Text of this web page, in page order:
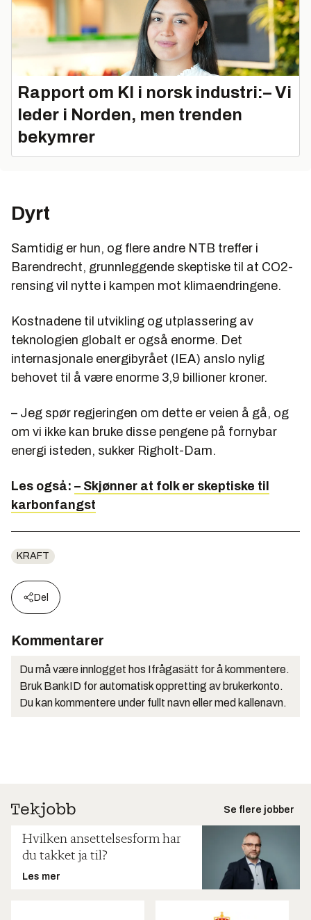
Rapport om KI i norsk industri:– Vi
leder i Norden, men trenden
bekymrer
Dyrt
Samtidig er hun, og flere andre NTB treffer i
Barendrecht, grunnleggende skeptiske til at CO2-
rensing vil nytte i kampen mot klimaendringene.
Kostnadene til utvikling og utplassering av
teknologien globalt er også enorme. Det
internasjonale energibyrået (IEA) anslo nylig
behovet til å være enorme 3,9 billioner kroner.
– Jeg spør regjeringen om dette er veien å gå, og
om vi ikke kan bruke disse pengene på fornybar
energi isteden, sukker Righolt-Dam.
Les også: – Skjønner at folk er skeptiske til
karbonfangst
KRAFT
Del
Kommentarer
Du må være innlogget hos Ifrågasätt for å kommentere.
Bruk BankID for automatisk oppretting av brukerkonto.
Du kan kommentere under fullt navn eller med kallenavn.
Se flere jobber
Hvilken ansettelsesform har
du takket ja til?
Les mer